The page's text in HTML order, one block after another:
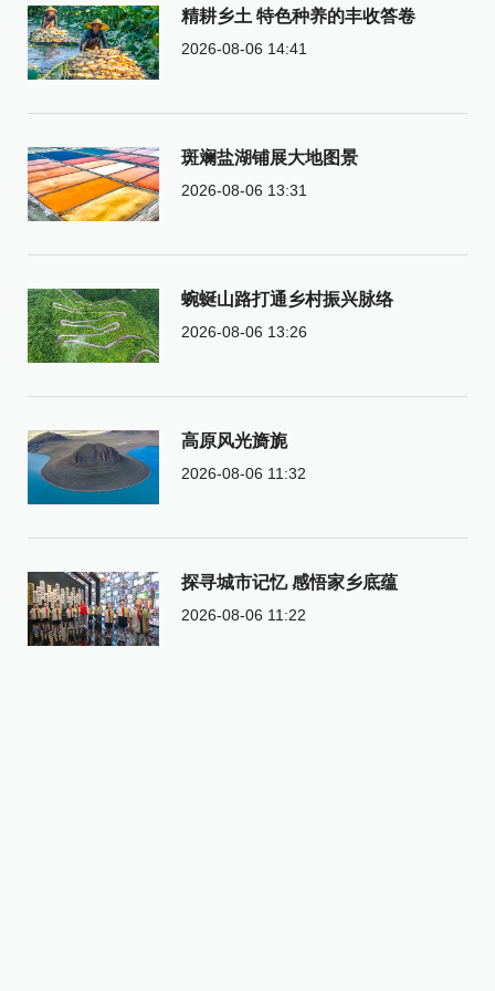
精耕乡土 特色种养的丰收答卷
2026-08-06 14:41
斑斓盐湖铺展大地图景
2026-08-06 13:31
蜿蜒山路打通乡村振兴脉络
2026-08-06 13:26
高原风光旖旎
2026-08-06 11:32
探寻城市记忆 感悟家乡底蕴
2026-08-06 11:22